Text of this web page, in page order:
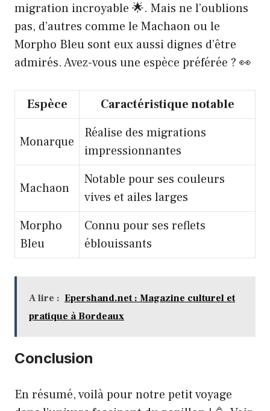
migration incroyable 🌟. Mais ne l’oublions
pas, d’autres comme le Machaon ou le
Morpho Bleu sont eux aussi dignes d’être
admirés. Avez-vous une espèce préférée ? 👀
Espèce Caractéristique notable
Monarque
Réalise des migrations
impressionnantes
Machaon
Notable pour ses couleurs
vives et ailes larges
Morpho
Bleu
Connu pour ses reflets
éblouissants
A lire : Epershand.net : Magazine culturel et
pratique à Bordeaux
Conclusion
En résumé, voilà pour notre petit voyage